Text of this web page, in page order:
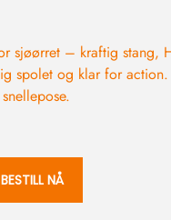
sjøørret – kraftig stang,
spolet og klar for action.
BESTILL NÅ